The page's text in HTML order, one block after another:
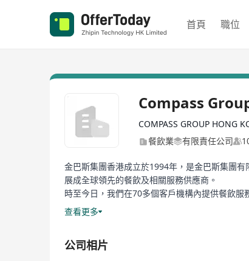
首頁 職位
Compass
COMPASS GROUP HONG
餐飲業
有限責任公司
金巴斯集團香港成立於1994年，是金巴斯集團有
展成全球領先的餐飲及相關服務供應商。
時至今日，我們在70多個客戶機構內提供餐飲
能夠向遍布全球各地的客戶持續展現創新的餐飲意
Established in 1994, Compass Group
For us, two vital ingredients are needed to
查看更多
公司相片